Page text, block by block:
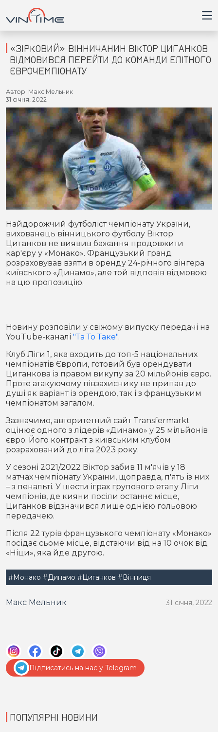
Головна
Війна
Новини
Кримінал
Здоров'я
Приватна думка
В кулуарах
Місто
Життя
Відео
Історія
Підписатись на нас у Telegram
«ЗІРКОВИЙ» ВІННИЧАНИН ВІКТОР ЦИГАНКОВ
ВІДМОВИВСЯ ПЕРЕЙТИ ДО КОМАНДИ ЕЛІТНОГО
ЄВРОЧЕМПІОНАТУ
Автор: Макс Мельник
31 січня, 2022
Найдорожчий футболіст чемпіонату України,
вихованець вінницького футболу Віктор
Циганков не виявив бажання продовжити
кар'єру у «Монако». Французький гранд
розраховував взяти в оренду 24-річного вінгера
київського «Динамо», але той відповів відмовою
на цю пропозицію.
Новину розповіли у свіжому випуску передачі на
YouTube-каналі "Та То Таке".
Клуб Ліги 1, яка входить до топ-5 національних
чемпіонатів Європи, готовий був орендувати
Циганкова із правом викупу за 20 мільйонів євро.
Проте атакуючому півзахиснику не припав до
душі як варіант із орендою, так і з французьким
чемпіонатом загалом.
Зазначимо, авторитетний сайт Transfermarkt
оцінює одного з лідерів «Динамо» у 25 мільйонів
євро. Його контракт з київським клубом
розрахований до літа 2023 року.
У сезоні 2021/2022 Віктор забив 11 м'ячів у 18
матчах чемпіонату України, щоправда, п'ять із них
– з пенальті. У шести іграх групового етапу Ліги
чемпіонів, де кияни посіли останнє місце,
Циганков відзначився лише однією гольовою
передачею.
Після 22 турів французького чемпіонату «Монако»
посідає сьоме місце, відстаючи від на 10 очок від
«Ніци», яка йде другою.
#Монако #Динамо #Циганков #Вінниця
Макс Мельник 31 січня, 2022
Підписатись на нас у Telegram
ПОПУЛЯРНІ НОВИНИ